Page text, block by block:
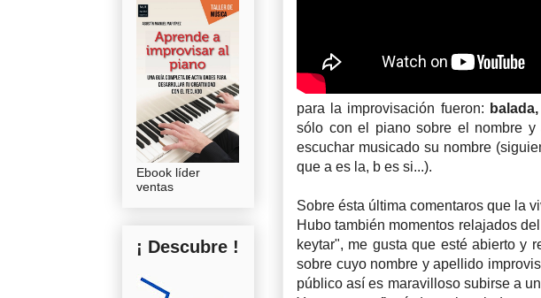
para la improvisación fueron:
sólo con el piano sobre el nombre
escuchar musicado su nombre
que a es la, b es si...).
Sobre ésta última comentaros que la
Hubo también momentos relajados
keytar", me gusta que esté abierto y
sobre cuyo nombre y apellido
público así es maravilloso subirse a
Ebook líder
ventas
¡ Descubre !